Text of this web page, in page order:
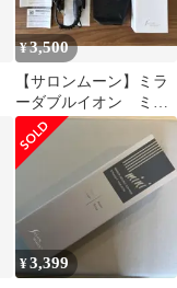
(ムーングレー) サロン
ムーン AM20WTm ポー
チ付きpms
¥3,500
【サロンムーン】ミラ
ーダブルイオン ミニ
ストレートヘアアイロ
ン ブラック
¥3,399